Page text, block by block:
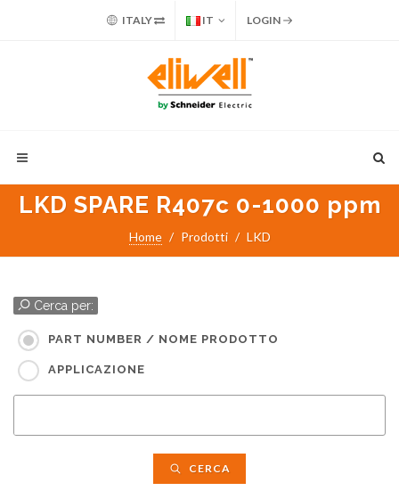
ITALY IT LOGIN
LKD SPARE R407c 0-1000 ppm
Home Prodotti LKD
Cerca per:
PART NUMBER / NOME PRODOTTO
APPLICAZIONE
CERCA